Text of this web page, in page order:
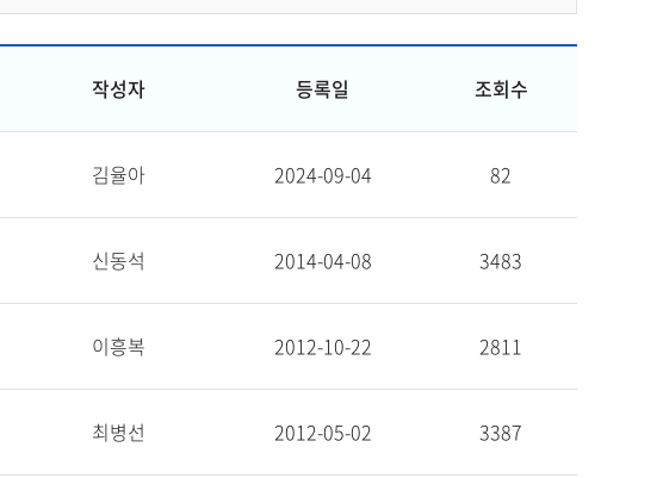
작성자 등록일 조회수
김율아 2024-09-04 82
신동석 2014-04-08 3483
이흥복 2012-10-22 2811
최병선 2012-05-02 3387